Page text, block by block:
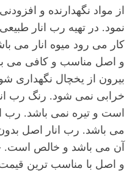
از مواد نگهدارنده و
نمود. در تهیه رب انار
کار می رود میوه انار می
و اصل مناسب و کافی می
بیرون از یخچال نگهداری
خرابی نمی شود. رنگ رب
است و تیره نمی باشد. رب
می باشد. رب انار اصل
آن می باشد و خالص است.
و اصل با مناسب ترین